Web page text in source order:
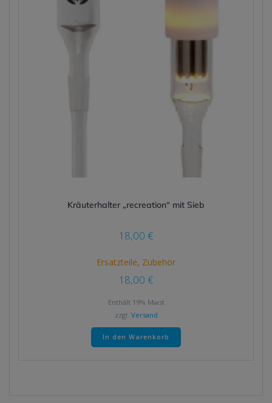
Kräuterhalter „recreation“ mit Sieb
18,00 €
Ersatzteile, Zubehör
18,00 €
Enthält 19% Mwst
zzgl. Versand
In den Warenkorb